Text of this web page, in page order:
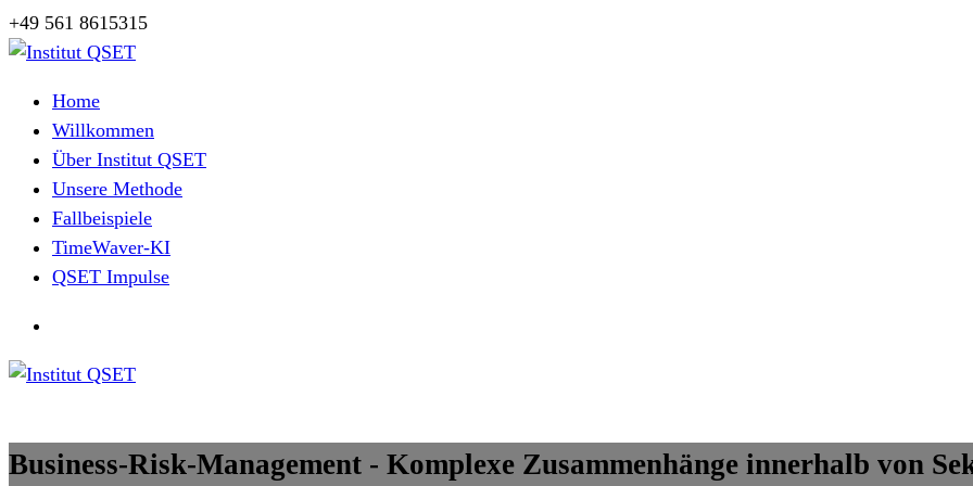
Zum
Inhalt
+49 561 8615315
Herzlich Willkommen
Home
Willkommen
Über Institut QSET
Unsere Methode
Fallbeispiele
TimeWaver-KI
QSET Impulse
Business-Risk-Management - Komplexe Zusammenhänge innerhalb von